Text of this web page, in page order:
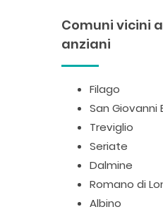
Comuni vicini
anziani
Filago
San Giovanni
Treviglio
Seriate
Dalmine
Romano di
Albino